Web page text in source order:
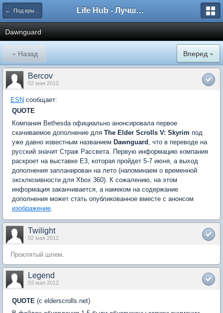
← Под крылом Алдуина Life Hub - Лучшие компьютерные игры мира
Dawnguard
« Назад Вперед »
Bercov
02 мая 2012
ESN сообщает:
QUOTE
Компания Bethesda официально анонсировала первое
скачиваемое дополнение для The Elder Scrolls V: Skyrim под
уже давно известным названием Dawnguard , что в переводе на
русский значит Страж Рассвета. Первую информацию компания
раскроет на выставке Е3, которая пройдет 5-7 июня, а выход
дополнения запланирован на лето (напоминаем о временной
эксклюзивности для Xbox 360). К сожалению, на этом
информация заканчивается, а намеком на содержание
дополнения может стать опубликованное вместе с анонсом
изображение.
Twilight
02 мая 2012
Проклятый шлем.
Legend
03 мая 2012
QUOTE (с elderscrolls.net)